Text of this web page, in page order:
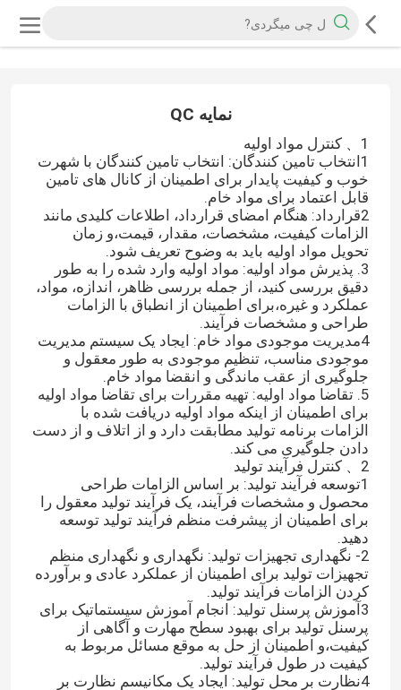
نمایه QC
1、 کنترل مواد اولیه
1انتخاب تامین کنندگان: انتخاب تامین کنندگان با شهرت
خوب و کیفیت پایدار برای اطمینان از کانال های تامین
قابل اعتماد برای مواد خام.
2قرارداد: هنگام امضای قرارداد، اطلاعات کلیدی مانند
الزامات کیفیت، مشخصات، مقدار، قیمت،و زمان
تحویل مواد اولیه باید به وضوح تعریف شود.
3. پذیرش مواد اولیه: مواد اولیه وارد شده را به طور
دقیق بررسی کنید، از جمله بررسی ظاهر، اندازه، مواد،
عملکرد و غیره،برای اطمینان از انطباق با الزامات
طراحی و مشخصات فرآیند.
4مدیریت موجودی مواد خام: ایجاد یک سیستم مدیریت
موجودی مناسب، تنظیم موجودی به طور معقول و
جلوگیری از عقب ماندگی و انقضا مواد خام.
5. تقاضا مواد اولیه: تهیه مقررات برای تقاضا مواد اولیه
برای اطمینان از اینکه مواد اولیه دریافت شده با
الزامات برنامه تولید مطابقت دارد و از اتلاف و از دست
دادن جلوگیری می کند.
2、 کنترل فرآیند تولید
1توسعه فرآیند تولید: بر اساس الزامات طراحی
محصول و مشخصات فرآیند، یک فرآیند تولید معقول را
برای اطمینان از پیشرفت منظم فرآیند تولید توسعه
دهید.
2- نگهداری تجهیزات تولید: نگهداری و نگهداری منظم
تجهیزات تولید برای اطمینان از عملکرد عادی و برآورده
کردن الزامات فرآیند تولید.
3آموزش پرسنل تولید: انجام آموزش سیستماتیک برای
پرسنل تولید برای بهبود سطح مهارت و آگاهی از
کیفیت،و اطمینان از حل به موقع مسائل مربوط به
کیفیت در طول فرآیند تولید.
4نظارت بر محل تولید: ایجاد یک مکانیسم نظارت بر